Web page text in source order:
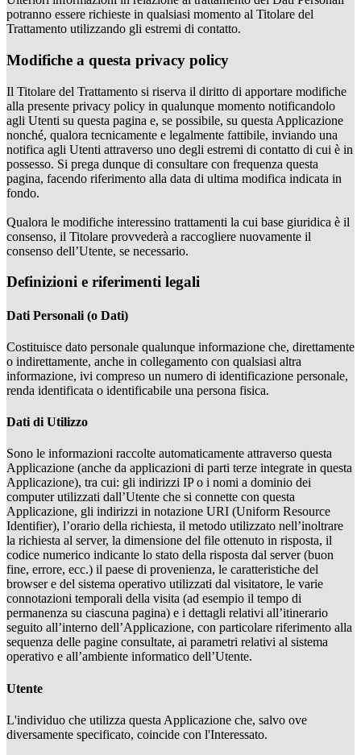
potranno essere richieste in qualsiasi momento al Titolare del
Trattamento utilizzando gli estremi di contatto.
Modifiche a questa privacy policy
Il Titolare del Trattamento si riserva il diritto di apportare modifiche
alla presente privacy policy in qualunque momento notificandolo
agli Utenti su questa pagina e, se possibile, su questa Applicazione
nonché, qualora tecnicamente e legalmente fattibile, inviando una
notifica agli Utenti attraverso uno degli estremi di contatto di cui è in
possesso. Si prega dunque di consultare con frequenza questa
pagina, facendo riferimento alla data di ultima modifica indicata in
fondo.
Qualora le modifiche interessino trattamenti la cui base giuridica è il
consenso, il Titolare provvederà a raccogliere nuovamente il
consenso dell’Utente, se necessario.
Definizioni e riferimenti legali
Dati Personali (o Dati)
Costituisce dato personale qualunque informazione che, direttamente
o indirettamente, anche in collegamento con qualsiasi altra
informazione, ivi compreso un numero di identificazione personale,
renda identificata o identificabile una persona fisica.
Dati di Utilizzo
Sono le informazioni raccolte automaticamente attraverso questa
Applicazione (anche da applicazioni di parti terze integrate in questa
Applicazione), tra cui: gli indirizzi IP o i nomi a dominio dei
computer utilizzati dall’Utente che si connette con questa
Applicazione, gli indirizzi in notazione URI (Uniform Resource
Identifier), l’orario della richiesta, il metodo utilizzato nell’inoltrare
la richiesta al server, la dimensione del file ottenuto in risposta, il
codice numerico indicante lo stato della risposta dal server (buon
fine, errore, ecc.) il paese di provenienza, le caratteristiche del
browser e del sistema operativo utilizzati dal visitatore, le varie
connotazioni temporali della visita (ad esempio il tempo di
permanenza su ciascuna pagina) e i dettagli relativi all’itinerario
seguito all’interno dell’Applicazione, con particolare riferimento alla
sequenza delle pagine consultate, ai parametri relativi al sistema
operativo e all’ambiente informatico dell’Utente.
Utente
L'individuo che utilizza questa Applicazione che, salvo ove
diversamente specificato, coincide con l'Interessato.